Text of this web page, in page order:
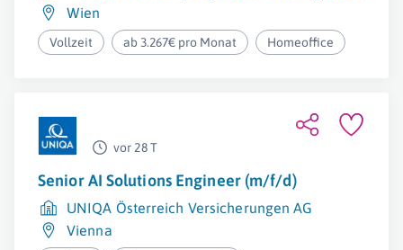
Wien
Vollzeit ab 3.267€ pro Monat Homeoffice
vor 28 T
Senior AI Solutions Engineer (m/f/d)
UNIQA Österreich Versicherungen AG
Vienna